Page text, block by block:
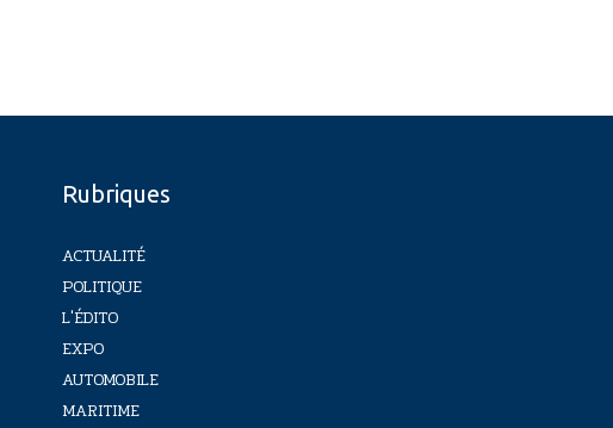
Rubriques
ACTUALITÉ
POLITIQUE
L'ÉDITO
EXPO
AUTOMOBILE
MARITIME